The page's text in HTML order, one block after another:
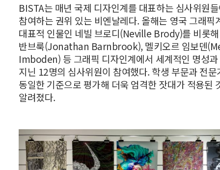
BISTA는 매년 국제 디자인계를 대표하는 심사위원
참여하는 권위 있는 비엔날레다. 올해는 영국 그래픽
대표적 인물인 네빌 브로디(Neville Brody)를 비롯
반브룩(Jonathan Barnbrook), 멜키오르 임보덴
Imboden) 등 그래픽 디자인계에서 세계적인 명성
지닌 12명의 심사위원이 참여했다. 학생 부문과 전문
동일한 기준으로 평가해 더욱 엄격한 잣대가 적용된
알려졌다.